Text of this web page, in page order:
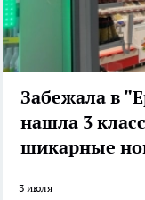
Забежала в
нашла 3
шикарные
3 июля